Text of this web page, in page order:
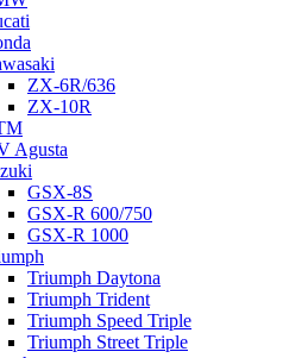
ZX-6R/636
ZX-10R
Agusta
GSX-8S
GSX-R 600/750
GSX-R 1000
Triumph Daytona
Triumph Trident
Triumph Speed Triple
Triumph Street Triple